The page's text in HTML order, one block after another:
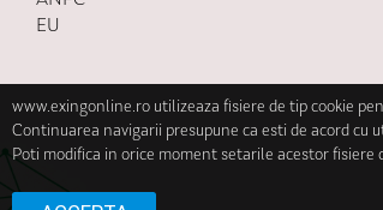
EU
www.exingonline.ro utilizeaza fisiere de tip cookie
Continuarea navigarii presupune ca esti de acord cu
Poti modifica in orice moment setarile acestor